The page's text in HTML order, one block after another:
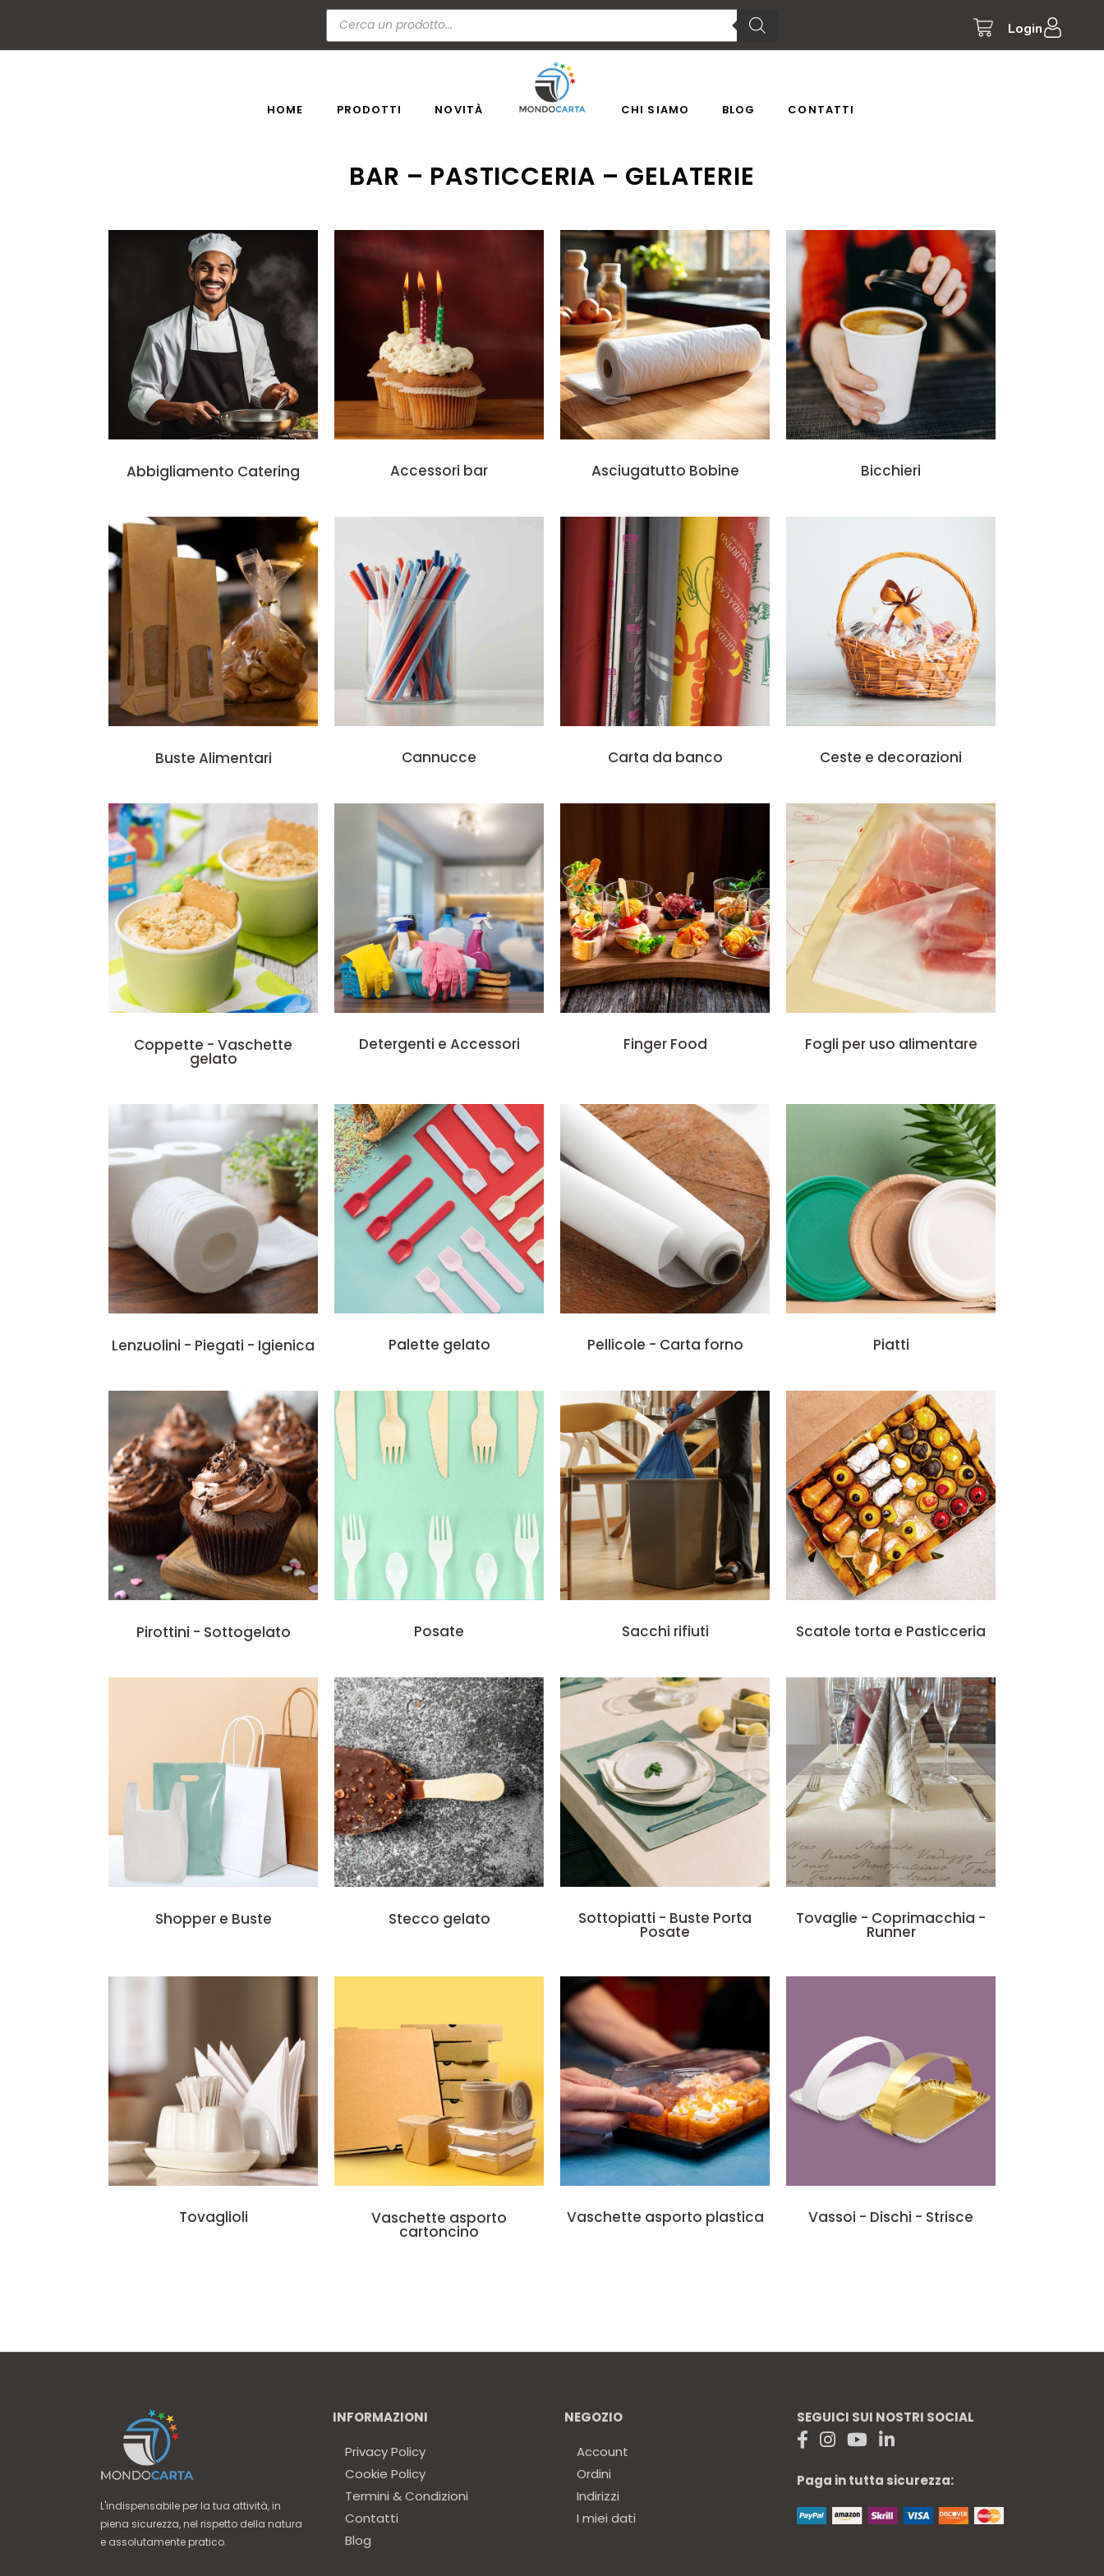
Login
HOME PRODOTTI NOVITÀ CHI SIAMO BLOG CONTATTI
BAR – PASTICCERIA – GELATERIE
Abbigliamento Catering Accessori bar Asciugatutto Bobine Bicchieri
Buste Alimentari Cannucce Carta da banco Ceste e decorazioni
Coppette - Vaschette
gelato
Detergenti e Accessori Finger Food Fogli per uso alimentare
Lenzuolini - Piegati - Igienica Palette gelato Pellicole - Carta forno Piatti
Pirottini - Sottogelato Posate Sacchi rifiuti Scatole torta e Pasticceria
Shopper e Buste Stecco gelato Sottopiatti - Buste Porta
Posate
Tovaglie - Coprimacchia -
Runner
Tovaglioli Vaschette asporto
cartoncino
Vaschette asporto plastica Vassoi - Dischi - Strisce
L'indispensabile per la tua attività, in
piena sicurezza, nel rispetto della natura
e assolutamente pratico.
INFORMAZIONI
Privacy Policy
Cookie Policy
Termini & Condizioni
Contatti
Blog
NEGOZIO
Account
Ordini
Indirizzi
I miei dati
SEGUICI SUI NOSTRI SOCIAL
Paga in tutta sicurezza: